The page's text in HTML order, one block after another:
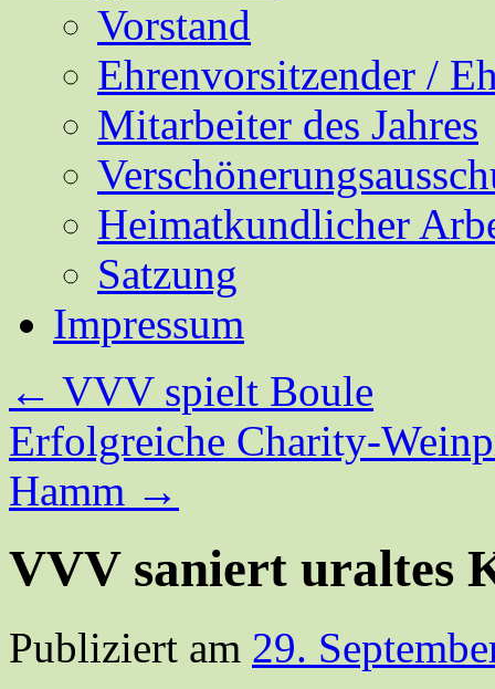
Vorstand
Ehrenvorsitzender /
Mitarbeiter des Jahres
Heimatkundlicher
Satzung
Impressum
← VVV spielt Boule
Erfolgreiche Charity-
Hamm →
VVV saniert uraltes
Publiziert am 29.